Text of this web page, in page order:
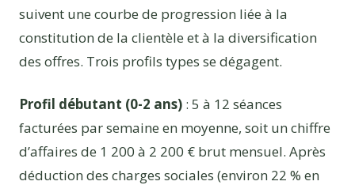
suivent une courbe de progression liée à la
constitution de la clientèle et à la diversification
des offres. Trois profils types se dégagent.
Profil débutant (0-2 ans) : 5 à 12 séances
facturées par semaine en moyenne, soit un chiffre
d’affaires de 1 200 à 2 200 € brut mensuel. Après
déduction des charges sociales (environ 22 % en